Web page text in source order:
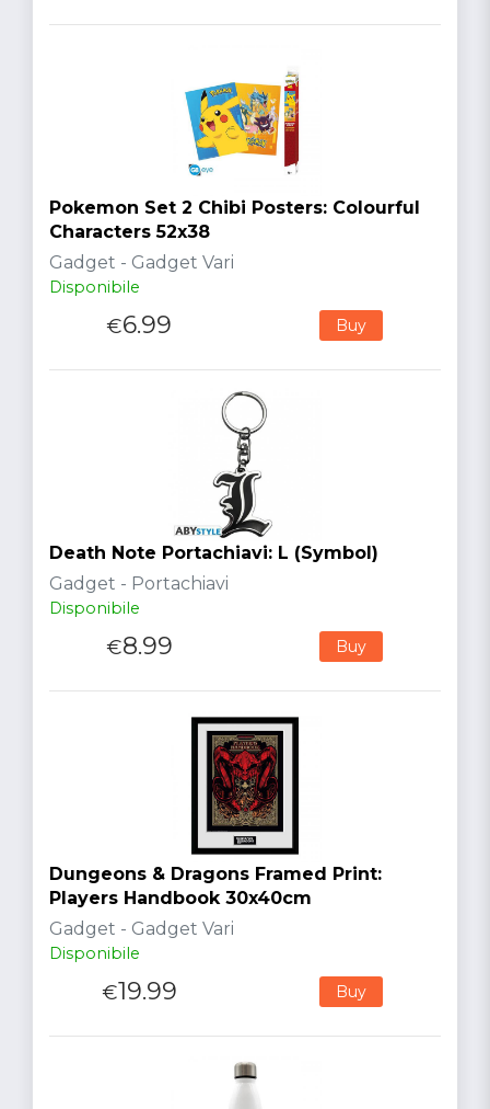
Pokemon Set 2 Chibi Posters: Colourful
Characters 52x38
Gadget - Gadget Vari
Disponibile
€6.99 Buy
Death Note Portachiavi: L (Symbol)
Gadget - Portachiavi
Disponibile
€8.99 Buy
Dungeons & Dragons Framed Print:
Players Handbook 30x40cm
Gadget - Gadget Vari
Disponibile
€19.99 Buy